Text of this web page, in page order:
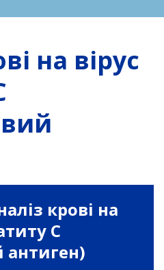
на вірус
крові на
С
антиген)